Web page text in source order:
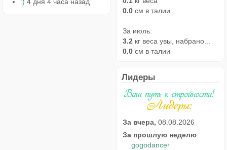
:) 4 дня 4 часа назад
0.0 см в талии
За июль:
3.2 кг веса увы, набрано...
0.0 см в талии
Лидеры
За вчера, 08.08.2026
За прошлую неделю
gogodancer